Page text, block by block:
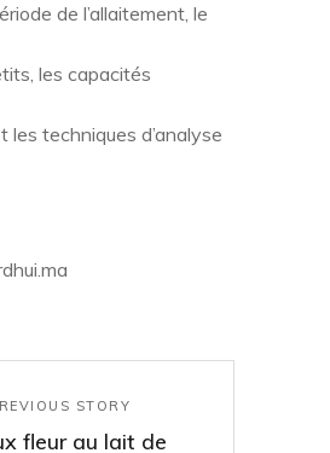
de l’allaitement, le
les capacités
les techniques d’analyse
STORY
fleur au lait de